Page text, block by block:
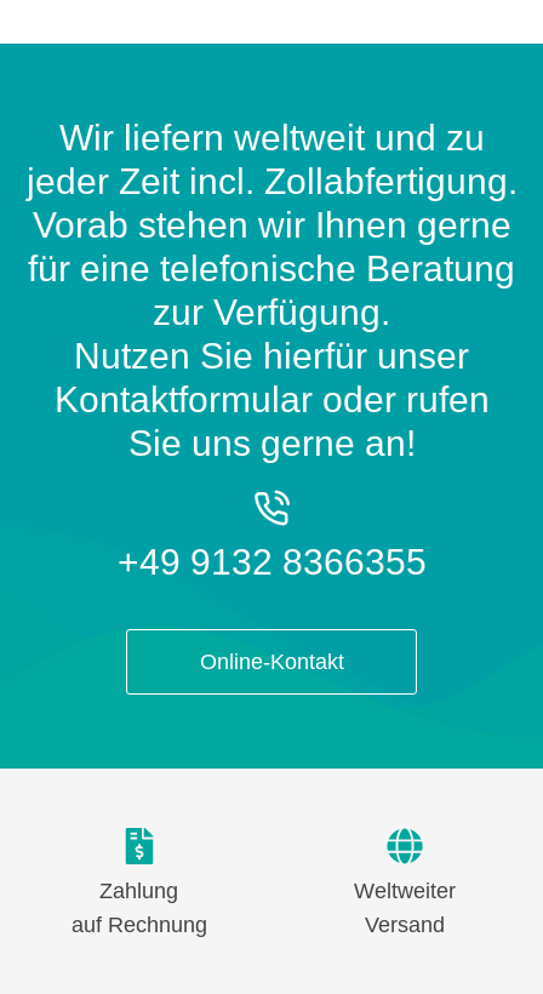
Wir liefern weltweit und zu
jeder Zeit incl. Zollabfertigung.
Vorab stehen wir Ihnen gerne
für eine telefonische Beratung
zur Verfügung.
Nutzen Sie hierfür unser
Kontaktformular oder rufen
Sie uns gerne an!
+49 9132 8366355
Online-Kontakt
Zahlung
auf Rechnung
Weltweiter
Versand